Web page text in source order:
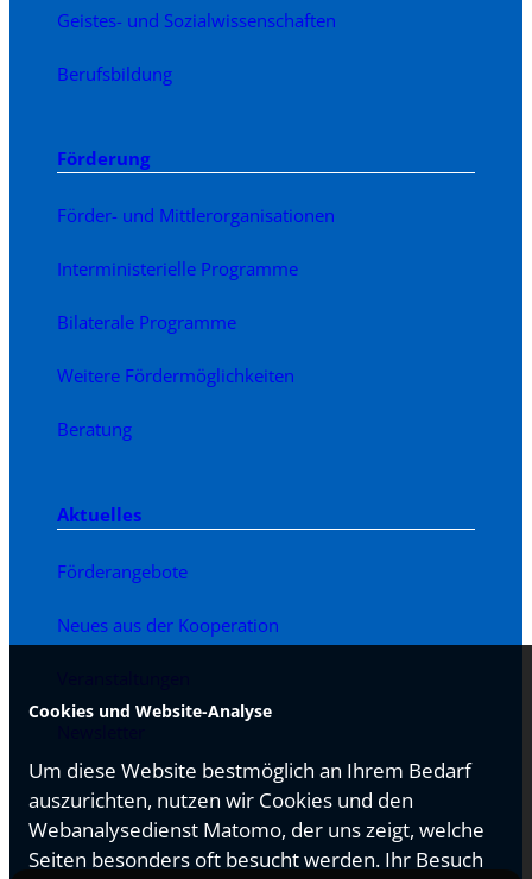
Cookies und Website-Analyse
Um diese Website bestmöglich an Ihrem Bedarf
auszurichten, nutzen wir Cookies und den
Webanalysedienst Matomo, der uns zeigt, welche
Seiten besonders oft besucht werden. Ihr Besuch
Geistes- und Sozialwissenschaften
Berufsbildung
Förderung
Förder- und Mittlerorganisationen
Interministerielle Programme
Bilaterale Programme
Weitere Fördermöglichkeiten
Beratung
Aktuelles
Förderangebote
Neues aus der Kooperation